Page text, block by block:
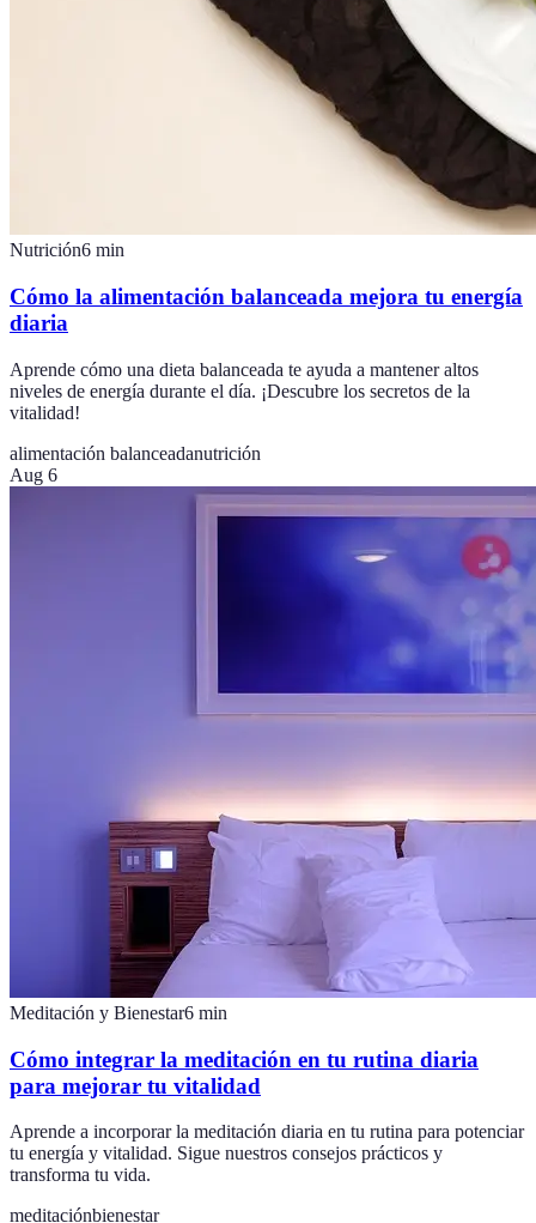
Nutrición6 min
Cómo la alimentación balanceada mejora tu energía
diaria
Aprende cómo una dieta balanceada te ayuda a mantener altos
niveles de energía durante el día. ¡Descubre los secretos de la
vitalidad!
alimentación balanceadanutrición
Aug 6
Meditación y Bienestar6 min
Cómo integrar la meditación en tu rutina diaria
para mejorar tu vitalidad
Aprende a incorporar la meditación diaria en tu rutina para potenciar
tu energía y vitalidad. Sigue nuestros consejos prácticos y
transforma tu vida.
meditaciónbienestar